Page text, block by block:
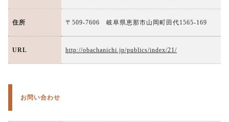
住所 〒509-7606 岐阜県恵那市山岡町田代1565-169
URL http://obachanichi.jp/publics/index/21/
お問い合わせ